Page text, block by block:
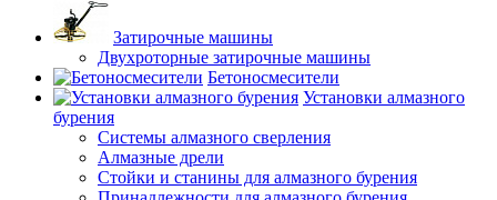
Затирочные машины
Двухроторные затирочные машины
Бетоносмесители
Установки алмазного
бурения
Системы алмазного сверления
Алмазные дрели
Стойки и станины для алмазного бурения